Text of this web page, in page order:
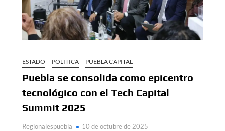
ESTADO POLITICA PUEBLA CAPITAL
Puebla se consolida como epicentro
tecnológico con el Tech Capital
Summit 2025
Regionalespuebla 10 de octubre de 2025